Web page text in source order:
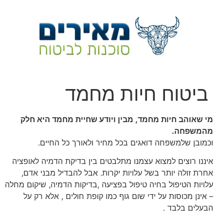
ביטוח חיות מחמד
מי שאוהב חיות מחמד, מבין ויודע שחיית מחמד היא חלק
מהמשפחה.
וכמובן שלמשפחה דואגים בכל מחיר ולאורך כל החיים.
איננו רוצים למצוא עצמנו מתלבטים בין בדיקת הדמיה לאופציה
אחרת זולה יותר בשל עלויות יקרות. אבל להבדיל מבני אדם,
עלויות הטיפול בחיה טיפול בפציעה ,בדיקות הדמיה, שיקום מחלה
– אינן מכוסות על ידי שום גוף כמו קופת חולים , אלא רק על
הבעלים בלבד .